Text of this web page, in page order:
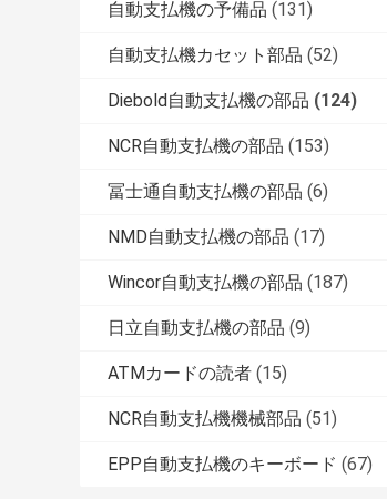
自動支払機の予備品 (131)
自動支払機カセット部品 (52)
Diebold自動支払機の部品 (124)
NCR自動支払機の部品 (153)
冨士通自動支払機の部品 (6)
NMD自動支払機の部品 (17)
Wincor自動支払機の部品 (187)
日立自動支払機の部品 (9)
ATMカードの読者 (15)
NCR自動支払機機械部品 (51)
EPP自動支払機のキーボード (67)